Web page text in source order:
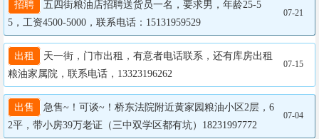
招聘
五四街粮油店招聘送货员一名，要求男，年龄25-5
5，工资4500-5000，联系电话：15131959529
07-21
出租
天一街，门市出租，有意者电话联系，还有库房出租
粮油家属院，联系电话，13323196262
07-15
出售
急售~！可谈~！桥东法院附近黄家园粮油小区2层，6
2平，带小房39万老证（三中双学区都有坑）18231997772
07-04